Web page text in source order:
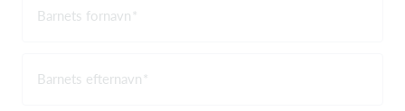
Barnets fornavn
Barnets efternavn